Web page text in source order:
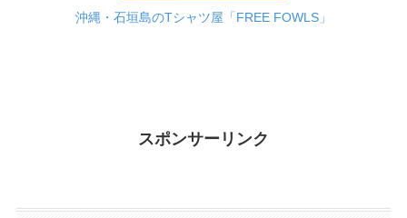
沖縄・石垣島のTシャツ屋「FREE FOWLS」
スポンサーリンク